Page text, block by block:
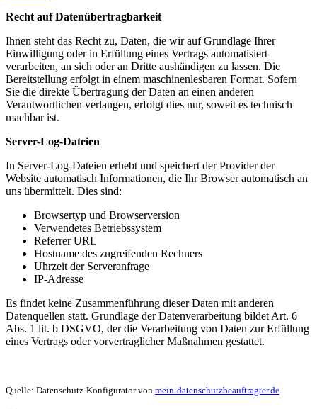
Recht auf Datenübertragbarkeit
Ihnen steht das Recht zu, Daten, die wir auf Grundlage Ihrer
Einwilligung oder in Erfüllung eines Vertrags automatisiert
verarbeiten, an sich oder an Dritte aushändigen zu lassen. Die
Bereitstellung erfolgt in einem maschinenlesbaren Format. Sofern
Sie die direkte Übertragung der Daten an einen anderen
Verantwortlichen verlangen, erfolgt dies nur, soweit es technisch
machbar ist.
Server-Log-Dateien
In Server-Log-Dateien erhebt und speichert der Provider der
Website automatisch Informationen, die Ihr Browser automatisch an
uns übermittelt. Dies sind:
Browsertyp und Browserversion
Verwendetes Betriebssystem
Referrer URL
Hostname des zugreifenden Rechners
Uhrzeit der Serveranfrage
IP-Adresse
Es findet keine Zusammenführung dieser Daten mit anderen
Datenquellen statt. Grundlage der Datenverarbeitung bildet Art. 6
Abs. 1 lit. b DSGVO, der die Verarbeitung von Daten zur Erfüllung
eines Vertrags oder vorvertraglicher Maßnahmen gestattet.
Quelle: Datenschutz-Konfigurator von mein-datenschutzbeauftragter.de